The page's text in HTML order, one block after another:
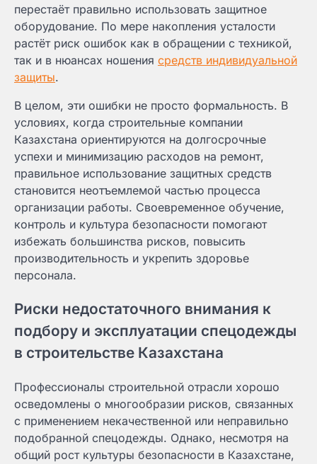
перестаёт правильно использовать защитное
оборудование. По мере накопления усталости
растёт риск ошибок как в обращении с техникой,
так и в нюансах ношения средств индивидуальной
защиты.
В целом, эти ошибки не просто формальность. В
условиях, когда строительные компании
Казахстана ориентируются на долгосрочные
успехи и минимизацию расходов на ремонт,
правильное использование защитных средств
становится неотъемлемой частью процесса
организации работы. Своевременное обучение,
контроль и культура безопасности помогают
избежать большинства рисков, повысить
производительность и укрепить здоровье
персонала.
Риски недостаточного внимания к
подбору и эксплуатации спецодежды
в строительстве Казахстана
Профессионалы строительной отрасли хорошо
осведомлены о многообразии рисков, связанных
с применением некачественной или неправильно
подобранной спецодежды. Однако, несмотря на
общий рост культуры безопасности в Казахстане,